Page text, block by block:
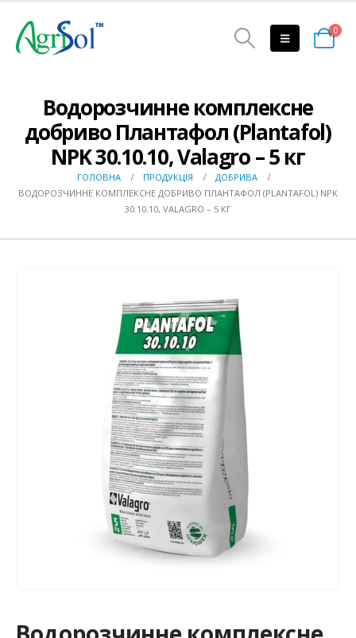
0
Водорозчинне комплексне
добриво Плантафол (Plantafol)
NPK 30.10.10, Valagro – 5 кг
ГОЛОВНА ПРОДУКЦІЯ
ДОБРИВА
ВОДОРОЗЧИННЕ КОМПЛЕКСНЕ ДОБРИВО ПЛАНТАФОЛ (PLANTAFOL) NPK
30.10.10, VALAGRO – 5 КГ